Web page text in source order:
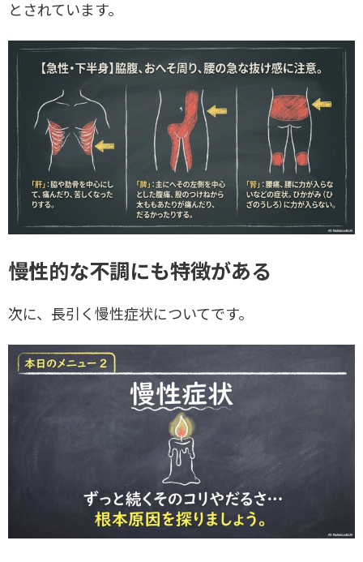
とされています。
慢性的な不調にも特徴がある
次に、長引く慢性症状についてです。